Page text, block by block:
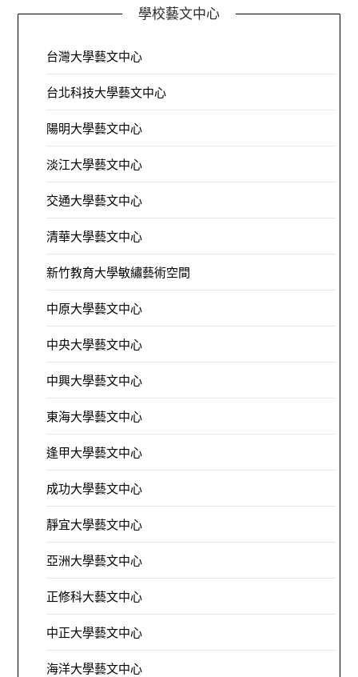
學校藝文中心
台灣大學藝文中心
台北科技大學藝文中心
陽明大學藝文中心
淡江大學藝文中心
交通大學藝文中心
清華大學藝文中心
新竹教育大學敏繡藝術空間
中原大學藝文中心
中央大學藝文中心
中興大學藝文中心
東海大學藝文中心
逢甲大學藝文中心
成功大學藝文中心
靜宜大學藝文中心
亞洲大學藝文中心
正修科大藝文中心
中正大學藝文中心
海洋大學藝文中心